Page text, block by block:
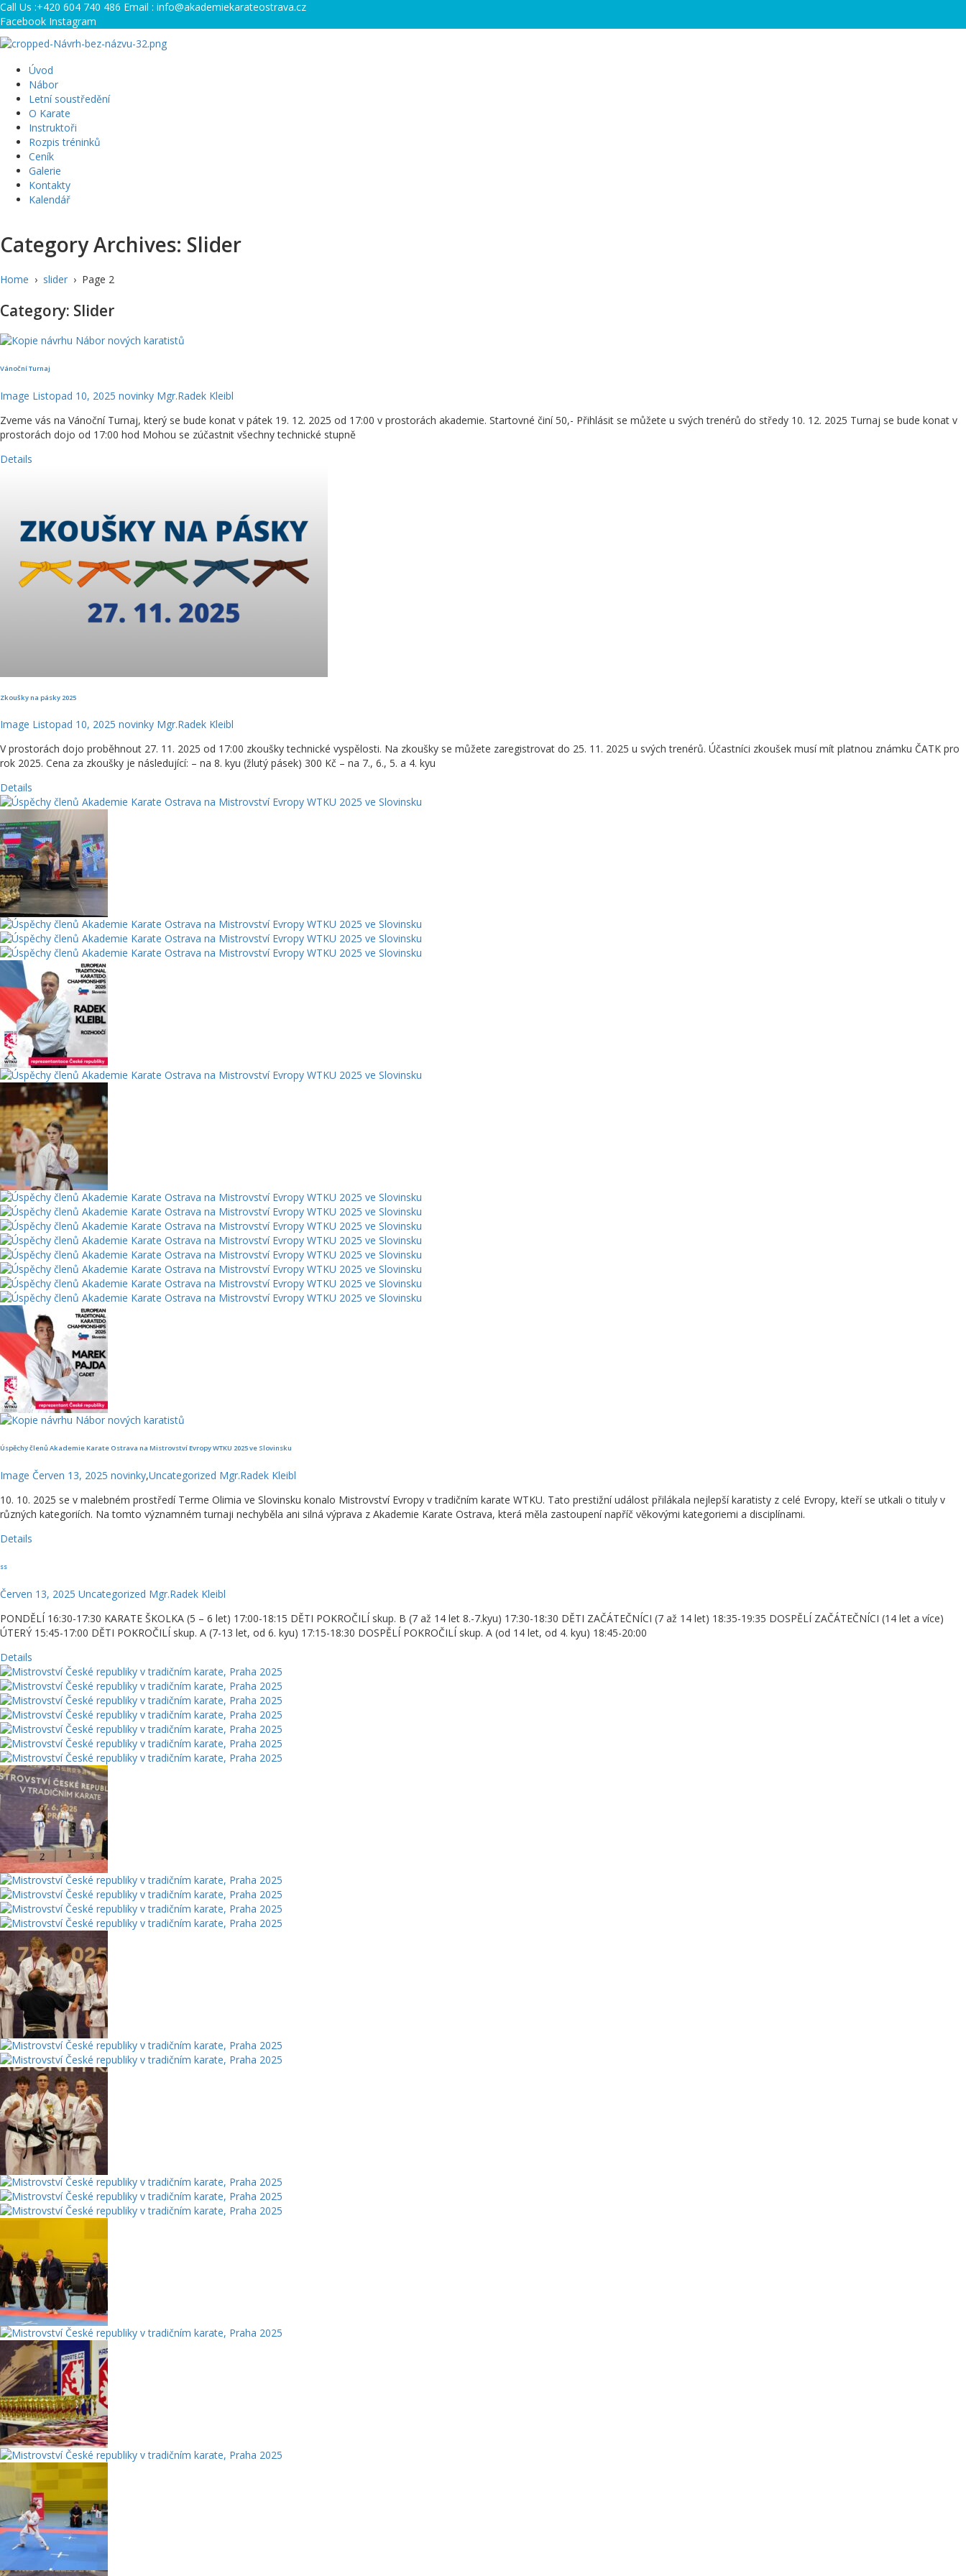
Call Us :+420 604 740 486 Email : info@akademiekarateostrava.cz
Facebook Instagram
AKADEMIE KARATE OSTRAVA
Profesionální výcvik tradičního karate
Úvod
Nábor
Letní soustředění
O Karate
Instruktoři
Rozpis tréninků
Ceník
Galerie
Kontakty
Kalendář
Category Archives: Slider
Home › slider › Page 2
Category: Slider
Vánoční Turnaj
Image Listopad 10, 2025 novinky Mgr.Radek Kleibl
Zveme vás na Vánoční Turnaj, který se bude konat v pátek 19. 12. 2025 od 17:00 v prostorách akademie. Startovné činí 50,- Přihlásit se můžete u svých trenérů do středy 10. 12. 2025 Turnaj se bude konat v
prostorách dojo od 17:00 hod Mohou se zúčastnit všechny technické stupně
Details
Zkoušky na pásky 2025
Image Listopad 10, 2025 novinky Mgr.Radek Kleibl
V prostorách dojo proběhnout 27. 11. 2025 od 17:00 zkoušky technické vyspělosti. Na zkoušky se můžete zaregistrovat do 25. 11. 2025 u svých trenérů. Účastníci zkoušek musí mít platnou známku ČATK pro
rok 2025. Cena za zkoušky je následující: – na 8. kyu (žlutý pásek) 300 Kč – na 7., 6., 5. a 4. kyu
Details
Úspěchy členů Akademie Karate Ostrava na Mistrovství Evropy WTKU 2025 ve Slovinsku
Image Červen 13, 2025 novinky,Uncategorized Mgr.Radek Kleibl
10. 10. 2025 se v malebném prostředí Terme Olimia ve Slovinsku konalo Mistrovství Evropy v tradičním karate WTKU. Tato prestižní událost přilákala nejlepší karatisty z celé Evropy, kteří se utkali o tituly v
různých kategoriích. Na tomto významném turnaji nechyběla ani silná výprava z Akademie Karate Ostrava, která měla zastoupení napříč věkovými kategoriemi a disciplínami.
Details
ss
Červen 13, 2025 Uncategorized Mgr.Radek Kleibl
PONDĚLÍ 16:30-17:30 KARATE ŠKOLKA (5 – 6 let) 17:00-18:15 DĚTI POKROČILÍ skup. B (7 až 14 let 8.-7.kyu) 17:30-18:30 DĚTI ZAČÁTEČNÍCI (7 až 14 let) 18:35-19:35 DOSPĚLÍ ZAČÁTEČNÍCI (14 let a více)
ÚTERÝ 15:45-17:00 DĚTI POKROČILÍ skup. A (7-13 let, od 6. kyu) 17:15-18:30 DOSPĚLÍ POKROČILÍ skup. A (od 14 let, od 4. kyu) 18:45-20:00
Details